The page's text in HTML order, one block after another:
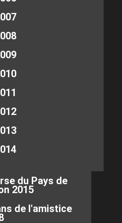
du Pays de
2015
de l'amistice